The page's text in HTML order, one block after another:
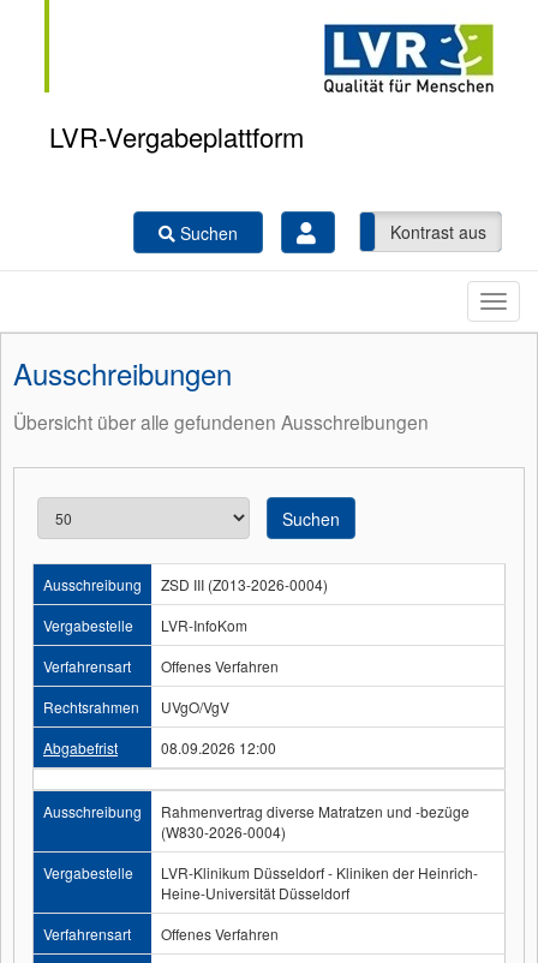
LVR-Vergabeplattform
Suchen Kontrast ein Kontrast aus
Ausschreibungen
Übersicht über alle gefundenen Ausschreibungen
Ausschreibung
ZSD III (Z013-2026-0004)
Vergabestelle
LVR-InfoKom
Verfahrensart
Offenes Verfahren
Rechtsrahmen
UVgO/VgV
Abgabefrist
08.09.2026 12:00
Ausschreibung
Rahmenvertrag diverse Matratzen und -bezüge
(W830-2026-0004)
Vergabestelle
LVR-Klinikum Düsseldorf - Kliniken der Heinrich-
Heine-Universität Düsseldorf
Verfahrensart
Offenes Verfahren